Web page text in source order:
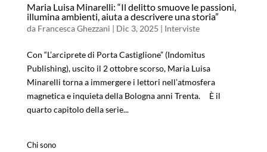
Maria Luisa Minarelli: “Il delitto smuove le passioni,
illumina ambienti, aiuta a descrivere una storia”
da Francesca Ghezzani | Dic 3, 2025 | Interviste
Con “L’arciprete di Porta Castiglione” (Indomitus
Publishing), uscito il 2 ottobre scorso, Maria Luisa
Minarelli torna a immergere i lettori nell’atmosfera
magnetica e inquieta della Bologna anni Trenta. È il
quarto capitolo della serie...
Chi sono